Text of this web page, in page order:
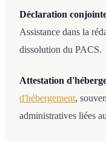
Déclaration
Assistance dans la
dissolution du PACS.​
Attestation
d'hébergement,
administratives liées